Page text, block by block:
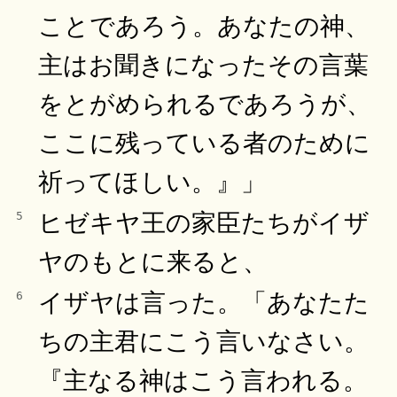
ことであろう。あなたの神、
主はお聞きになったその言葉
をとがめられるであろうが、
ここに残っている者のために
祈ってほしい。』」
5
ヒゼキヤ王の家臣たちがイザ
ヤのもとに来ると、
6
イザヤは言った。「あなたた
ちの主君にこう言いなさい。
『主なる神はこう言われる。